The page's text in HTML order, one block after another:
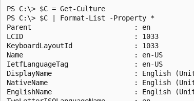
PS C:\> $C = Get-Culture
PS C:\> $C | Format-List -Property *
Parent                         : en
LCID                           : 1033
KeyboardLayoutId               : 1033
Name                           : en-US
IetfLanguageTag                : en-US
DisplayName                    : English
NativeName                     : English
EnglishName                    : English